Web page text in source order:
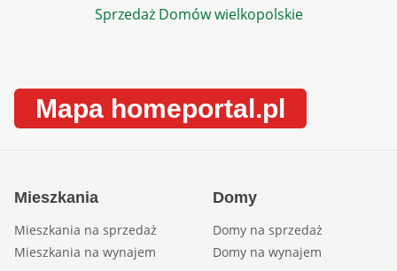
Sprzedaż Domów wielkopolskie
Mapa homeportal.pl
Mieszkania
Mieszkania na sprzedaż
Mieszkania na wynajem
Domy
Domy na sprzedaż
Domy na wynajem